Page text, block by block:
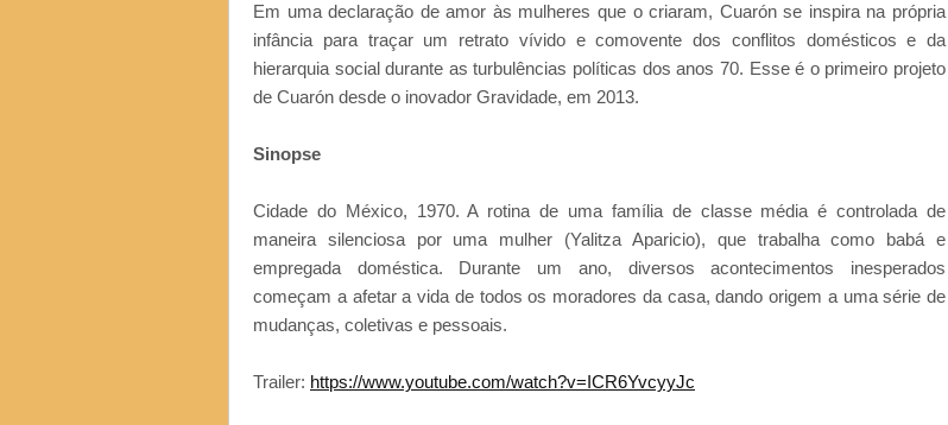
Em uma declaração de amor às mulheres que o criaram, Cuarón se inspira na própria
infância para traçar um retrato vívido e comovente dos conflitos domésticos e da
hierarquia social durante as turbulências políticas dos anos 70. Esse é o primeiro projeto
de Cuarón desde o inovador Gravidade, em 2013.
Sinopse
Cidade do México, 1970. A rotina de uma família de classe média é controlada de
maneira silenciosa por uma mulher (Yalitza Aparicio), que trabalha como babá e
empregada doméstica. Durante um ano, diversos acontecimentos inesperados
começam a afetar a vida de todos os moradores da casa, dando origem a uma série de
mudanças, coletivas e pessoais.
Trailer: https://www.youtube.com/watch?v=ICR6YvcyyJc